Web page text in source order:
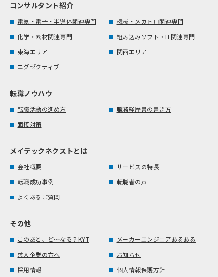
コンサルタント紹介
電気・電子・半導体関連専門
機械・メカトロ関連専門
化学・素材関連専門
組み込みソフト・IT関連専門
東海エリア
関西エリア
エグゼクティブ
転職ノウハウ
転職活動の進め方
職務経歴書の書き方
面接対策
メイテックネクストとは
会社概要
サービスの特長
転職成功事例
転職者の声
よくあるご質問
その他
このあと、ど～なる？KYT
メーカーエンジニアあるある
求人企業の方へ
お知らせ
採用情報
個人情報保護方針